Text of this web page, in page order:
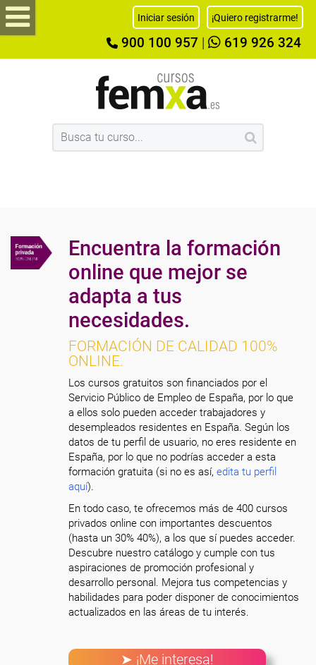
Iniciar sesión ¡Quiero registrarme!
900 100 957 619 926 324
Encuentra la formación
online que mejor se
adapta a tus
necesidades.
FORMACIÓN DE CALIDAD 100%
ONLINE.
Los cursos gratuitos son financiados por el
Servicio Público de Empleo de España, por lo que
a ellos solo pueden acceder trabajadores y
desempleados residentes en España. Según los
datos de tu perfil de usuario, no eres residente en
España, por lo que no podrías acceder a esta
formación gratuita (si no es así,edita tu perfil
aquí).
En todo caso, te ofrecemos más de 400 cursos
privados online con importantes descuentos
(hasta un 30% 40%), a los que sí puedes acceder.
Descubre nuestro catálogo y cumple con tus
aspiraciones de promoción profesional y
desarrollo personal. Mejora tus competencias y
habilidades para poder disponer de conocimientos
actualizados en las áreas de tu interés.
➤ ¡Me interesa!